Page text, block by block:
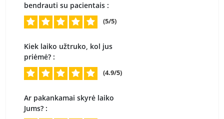
bendrauti su pacientais :
(5/5)
Kiek laiko užtruko, kol jus
priėmė? :
(4.9/5)
Ar pakankamai skyrė laiko
Jums? :